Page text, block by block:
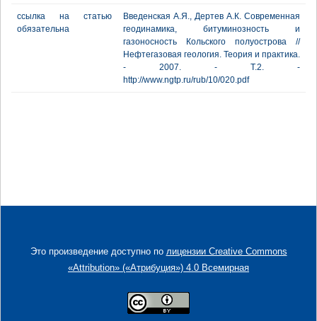
ссылка на статью
обязательна
Введенская А.Я., Дертев А.К. Современная
геодинамика, битуминозность и
газоносность Кольского полуострова //
Нефтегазовая геология. Теория и практика.
- 2007. - Т.2. -
http://www.ngtp.ru/rub/10/020.pdf
Это произведение доступно по лицензии Creative Commons
«Attribution» («Атрибуция») 4.0 Всемирная